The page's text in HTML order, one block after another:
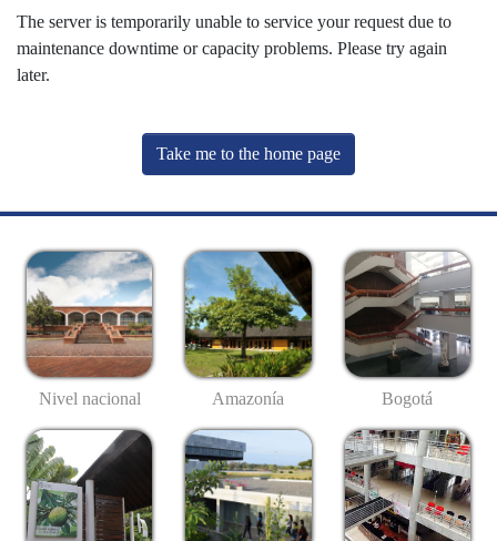
The server is temporarily unable to service your request due to
maintenance downtime or capacity problems. Please try again
later.
Take me to the home page
Nivel nacional Amazonía Bogotá